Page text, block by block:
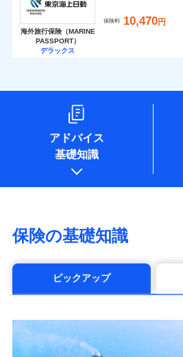
海外旅行保険（MARINE
PASSPORT）
デラックス
保険料 10,470円
アドバイス
基礎知識
保険の基礎知識
ピックアップ